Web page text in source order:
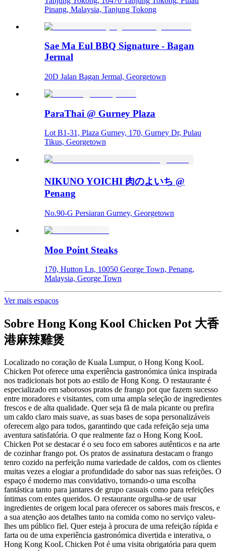
Pinang, Malaysia, Tanjung Tokong
Sae Ma Eul BBQ Signature - Bagan
Jermal
20D Jalan Bagan Jermal, Georgetown
ParaThai @ Gurney Plaza
Lot B1-31, Plaza Gurney, 170, Gurney Dr, Pulau
Tikus, Georgetown
NIKUNO YOICHI 肉のよいち @
Penang
No.90-G Persiaran Gurney, Georgetown
Moo Point Steaks
170, Hutton Ln, 10050 George Town, Penang,
Malaysia, George Town
Ver mais espaços
Sobre Hong Kong Kool Chicken Pot 大香
港麻辣雞煲
Localizado no coração de Kuala Lumpur, o Hong Kong KooL
Chicken Pot oferece uma experiência gastronómica única inspirada
nos tradicionais hot pots ao estilo de Hong Kong. O restaurante é
especializado em saborosos pratos de frango pot que fazem sucesso
entre moradores e visitantes, com uma ampla seleção de ingredientes
frescos e de alta qualidade. Quer seja fã de mala picante ou prefira
um caldo claro mais suave, as suas bases de sopa personalizáveis ​​
oferecem algo para todos, garantindo que cada refeição seja uma
aventura satisfatória. O que realmente faz o Hong Kong KooL
Chicken Pot se destacar é o seu foco em sabores autênticos e na arte
de cozinhar frango pot. Os pratos de assinatura destacam o frango
tenro cozido na perfeição numa variedade de caldos, com os clientes
muitas vezes a elogiar a profundidade do sabor nas suas refeições. O
espaço é moderno mas convidativo, tornando-o uma escolha
fantástica tanto para jantares de grupo casuais como para refeições
íntimas com entes queridos. O restaurante orgulha-se de usar
ingredientes de origem local para oferecer os sabores mais frescos, e
a sua atenção aos detalhes tanto na comida como no serviço valeu-
lhes um público fiel. Quer esteja à procura de uma refeição rápida e
farta ou de uma experiência gastronómica divertida e interativa, o
Hong Kong KooL Chicken Pot é uma visita obrigatória para quem